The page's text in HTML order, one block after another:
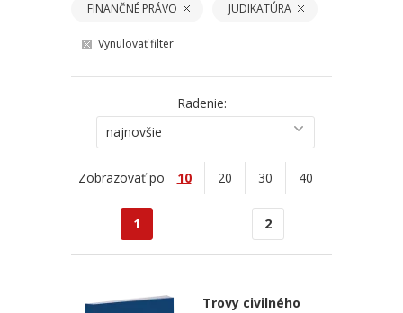
FINANČNÉ PRÁVO JUDIKATÚRA
Vynulovať filter
Radenie:
najnovšie
Zobrazovať po 10 20 30 40
1 2
Trovy civilného